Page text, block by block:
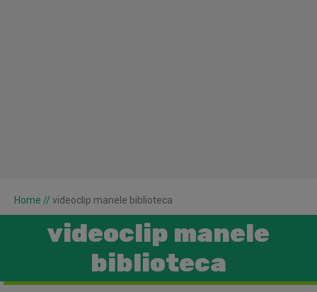
Home // videoclip manele biblioteca
videoclip manele
biblioteca